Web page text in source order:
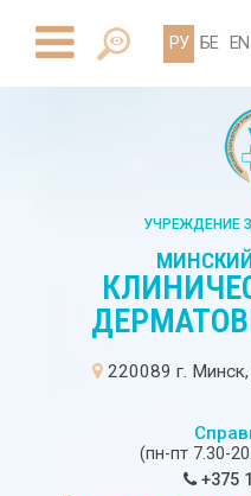
РУ БЕ EN
УЧРЕЖДЕНИЕ
220089 г.
(пн-пт 7.30-
+375